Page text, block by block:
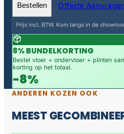
Bestellen Offerte
Prijs incl. BTW. Kom langs in de
8% BUNDELKORTING
Bestel vloer + ondervloer + plinten
korting op het totaal.
-8%
ANDEREN KOZEN OOK
MEEST